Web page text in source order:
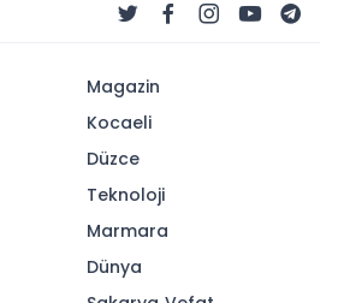
Magazin
Kocaeli
Düzce
Teknoloji
Marmara
Dünya